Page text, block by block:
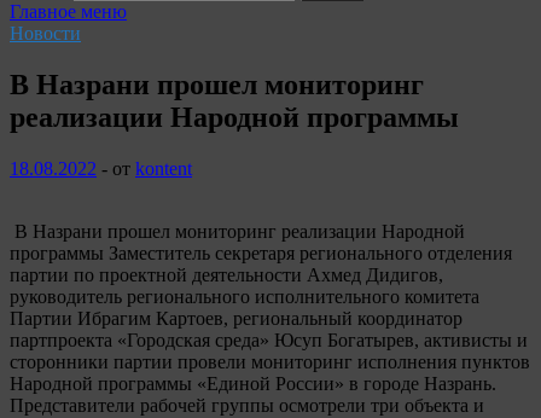
Главное меню
Новости
В Назрани прошел мониторинг
реализации Народной программы
18.08.2022 - от kontent
В Назрани прошел мониторинг реализации Народной
программы Заместитель секретаря регионального отделения
партии по проектной деятельности Ахмед Дидигов,
руководитель регионального исполнительного комитета
Партии Ибрагим Картоев, региональный координатор
партпроекта «Городская среда» Юсуп Богатырев, активисты и
сторонники партии провели мониторинг исполнения пунктов
Народной программы «Единой России» в городе Назрань.
Представители рабочей группы осмотрели три объекта и